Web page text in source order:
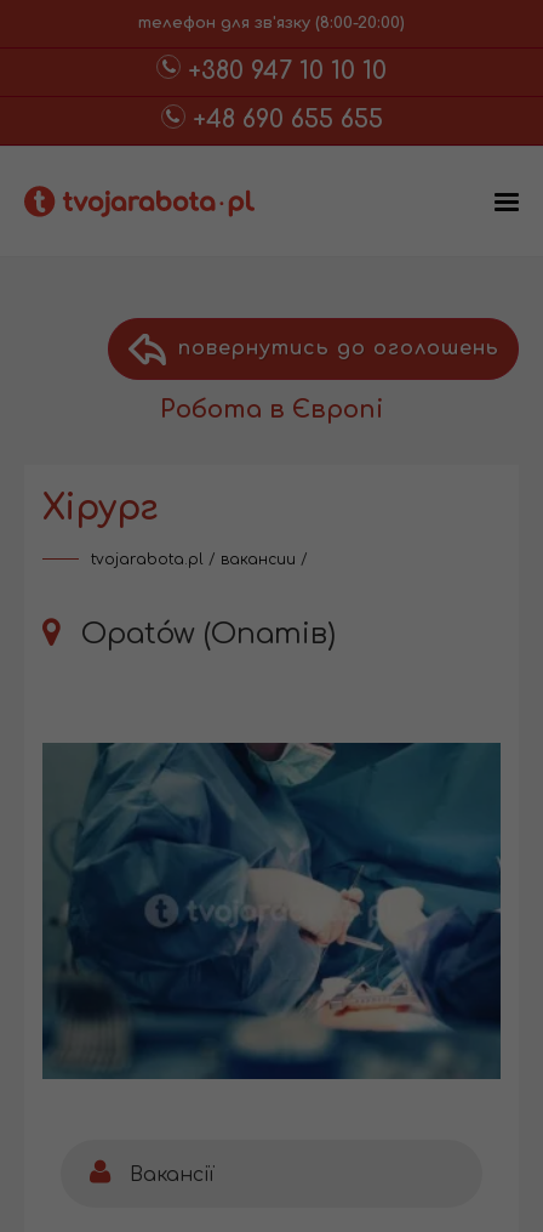
телефон для зв'язку (8:00-20:00)
+380 947 10 10 10
+48 690 655 655
повернутись до оголошень
Робота в Європі
Хірург
tvojarabota.pl / вакансии /
Opatów (Опатів)
Вакансії